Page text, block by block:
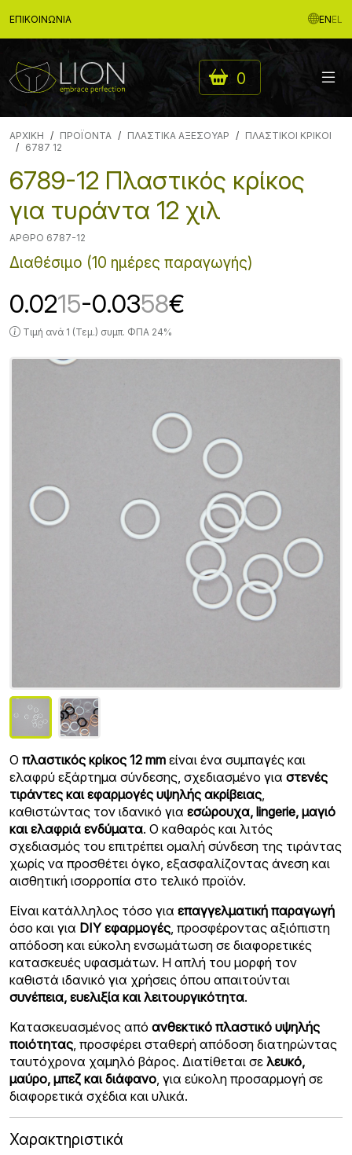
ΕΠΙΚΟΙΝΩΝΊΑ ENEL
0
ΑΡΧΙΚΉ ΠΡΟΪΟΝΤΑ ΠΛΑΣΤΙΚΑ ΑΞΕΣΟΥΑΡ
ΠΛΑΣΤΙΚΟΙ ΚΡΙΚΟΙ
6787 12
6789-12 Πλαστικός κρίκος
για τυράντα 12 χιλ
ΆΡΘΡΟ 6787-12
Διαθέσιμο (10 ημέρες παραγωγής)
0.0215-0.0358€
Τιμή ανά 1 (Τεμ.) συμπ. ΦΠΑ 24%
Ο πλαστικός κρίκος 12 mm είναι ένα συμπαγές και
ελαφρύ εξάρτημα σύνδεσης, σχεδιασμένο για στενές
τιράντες και εφαρμογές υψηλής ακρίβειας,
καθιστώντας τον ιδανικό για εσώρουχα, lingerie, μαγιό
και ελαφριά ενδύματα. Ο καθαρός και λιτός
σχεδιασμός του επιτρέπει ομαλή σύνδεση της τιράντας
χωρίς να προσθέτει όγκο, εξασφαλίζοντας άνεση και
αισθητική ισορροπία στο τελικό προϊόν.
Είναι κατάλληλος τόσο για επαγγελματική παραγωγή
όσο και για DIY εφαρμογές, προσφέροντας αξιόπιστη
απόδοση και εύκολη ενσωμάτωση σε διαφορετικές
κατασκευές υφασμάτων. Η απλή του μορφή τον
καθιστά ιδανικό για χρήσεις όπου απαιτούνται
συνέπεια, ευελιξία και λειτουργικότητα.
Κατασκευασμένος από ανθεκτικό πλαστικό υψηλής
ποιότητας, προσφέρει σταθερή απόδοση διατηρώντας
ταυτόχρονα χαμηλό βάρος. Διατίθεται σε λευκό,
μαύρο, μπεζ και διάφανο, για εύκολη προσαρμογή σε
διαφορετικά σχέδια και υλικά.
Χαρακτηριστικά